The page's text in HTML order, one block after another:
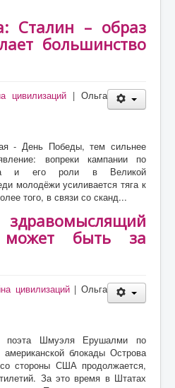
Сталин – образ
большинство
цивилизаций | Ольга
- День Победы, тем сильнее
вопреки кампании по
и его роли в Великой
молодёжи усиливается тяга к
того, в связи со сканд...
быть за
цивилизаций | Ольга
поэта Шмуэля Ерушалми по
блокады Острова
стороны США продолжается,
За это время в Штатах